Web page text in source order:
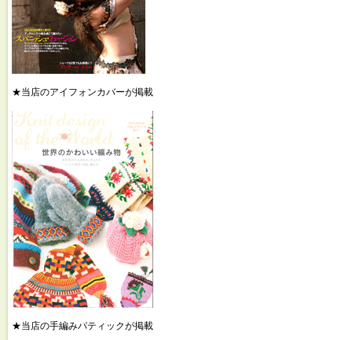
★当店のアイフォンカバーが掲載
★当店の手編みパティックが掲載